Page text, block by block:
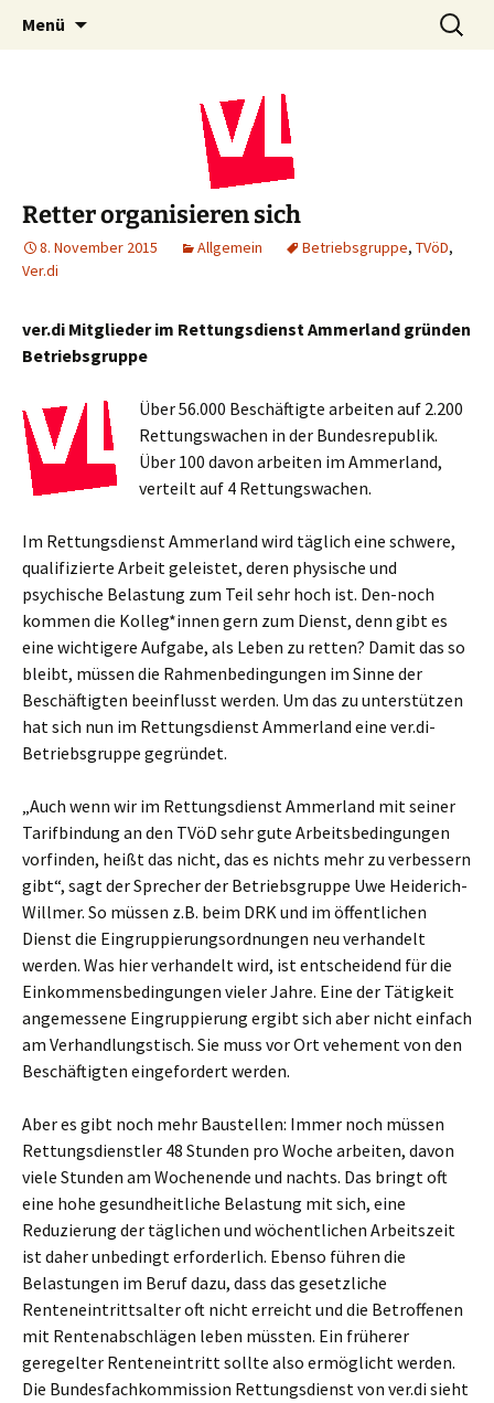
Menü
Suchen
nach:
Retter organisieren sich
8. November 2015 Allgemein Betriebsgruppe, TVöD,
Ver.di
ver.di Mitglieder im Rettungsdienst Ammerland gründen
Betriebsgruppe
Über 56.000 Beschäftigte arbeiten auf 2.200
Rettungswachen in der Bundesrepublik.
Über 100 davon arbeiten im Ammerland,
verteilt auf 4 Rettungswachen.
Im Rettungsdienst Ammerland wird täglich eine schwere,
qualifizierte Arbeit geleistet, deren physische und
psychische Belastung zum Teil sehr hoch ist. Den-noch
kommen die Kolleg*innen gern zum Dienst, denn gibt es
eine wichtigere Aufgabe, als Leben zu retten? Damit das so
bleibt, müssen die Rahmenbedingungen im Sinne der
Beschäftigten beeinflusst werden. Um das zu unterstützen
hat sich nun im Rettungsdienst Ammerland eine ver.di-
Betriebsgruppe gegründet.
„Auch wenn wir im Rettungsdienst Ammerland mit seiner
Tarifbindung an den TVöD sehr gute Arbeitsbedingungen
vorfinden, heißt das nicht, das es nichts mehr zu verbessern
gibt“, sagt der Sprecher der Betriebsgruppe Uwe Heiderich-
Willmer. So müssen z.B. beim DRK und im öffentlichen
Dienst die Eingruppierungsordnungen neu verhandelt
werden. Was hier verhandelt wird, ist entscheidend für die
Einkommensbedingungen vieler Jahre. Eine der Tätigkeit
angemessene Eingruppierung ergibt sich aber nicht einfach
am Verhandlungstisch. Sie muss vor Ort vehement von den
Beschäftigten eingefordert werden.
Aber es gibt noch mehr Baustellen: Immer noch müssen
Rettungsdienstler 48 Stunden pro Woche arbeiten, davon
viele Stunden am Wochenende und nachts. Das bringt oft
eine hohe gesundheitliche Belastung mit sich, eine
Reduzierung der täglichen und wöchentlichen Arbeitszeit
ist daher unbedingt erforderlich. Ebenso führen die
Belastungen im Beruf dazu, dass das gesetzliche
Renteneintrittsalter oft nicht erreicht und die Betroffenen
mit Rentenabschlägen leben müssten. Ein früherer
geregelter Renteneintritt sollte also ermöglicht werden.
Die Bundesfachkommission Rettungsdienst von ver.di sieht